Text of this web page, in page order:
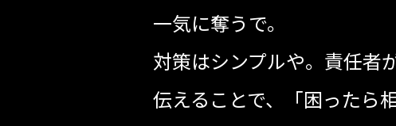
一気に奪うで。
対策はシンプルや。責任者
伝えることで、「困ったら